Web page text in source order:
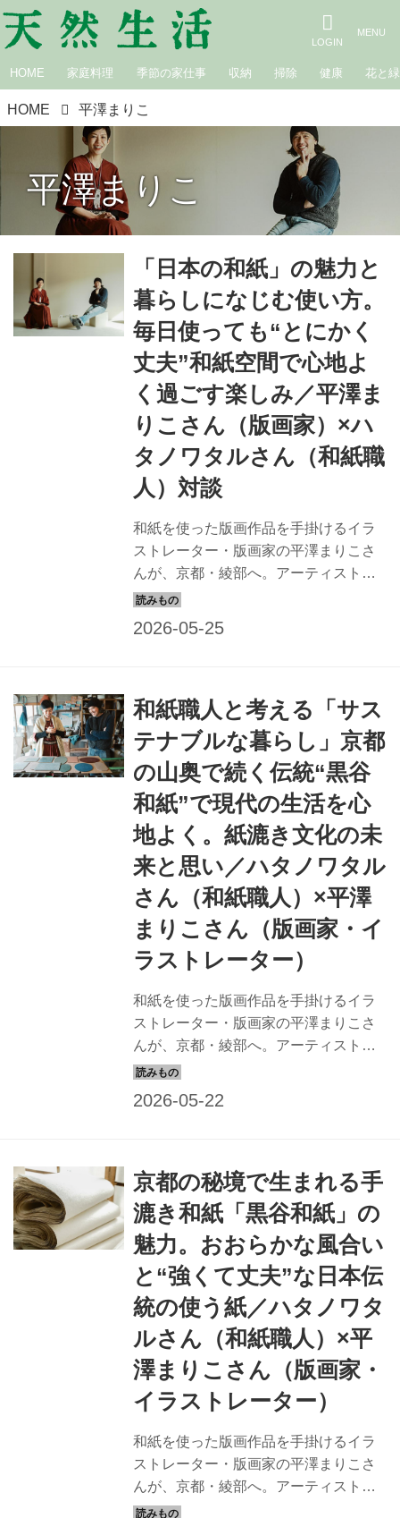
HOME 家庭料理 季節の家仕事 収納 掃除 健康 花と緑
HOME 平澤まりこ
平澤まりこ
「日本の和紙」の魅力と
暮らしになじむ使い方。
毎日使っても“とにかく
丈夫”和紙空間で心地よ
く過ごす楽しみ／平澤ま
りこさん（版画家）×ハ
タノワタルさん（和紙職
人）対談
和紙を使った版画作品を手掛けるイラ
ストレーター・版画家の平澤まりこさ
んが、京都・綾部へ。アーティストで
和紙職人のハタノワタルさんの工房を
作するうえでの和紙の魅力や使い方、
アトリエについてなど、ふたりでお話
ししていただきました。 （『天然生
活』2025年5月号掲載）
和紙職人と考える「サス
テナブルな暮らし」京都
の山奥で続く伝統“黒谷
和紙”で現代の生活を心
地よく。紙漉き文化の未
来と思い／ハタノワタル
さん（和紙職人）×平澤
まりこさん（版画家・イ
ラストレーター）
和紙を使った版画作品を手掛けるイラ
ストレーター・版画家の平澤まりこさ
んが、京都・綾部へ。アーティストで
和紙職人のハタノワタルさんの工房を
す。 （『天然生活』2025年5月号掲
載）
京都の秘境で生まれる手
漉き和紙「黒谷和紙」の
魅力。おおらかな風合い
と“強くて丈夫”な日本伝
統の使う紙／ハタノワタ
ルさん（和紙職人）×平
澤まりこさん（版画家・
イラストレーター）
和紙を使った版画作品を手掛けるイラ
ストレーター・版画家の平澤まりこさ
んが、京都・綾部へ。アーティストで
和紙職人のハタノワタルさんの工房を